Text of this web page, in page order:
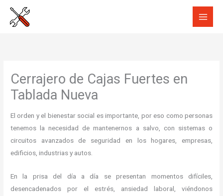
Cerrajero de Cajas Fuertes en
Tablada Nueva
El orden y el bienestar social es importante, por eso como personas
tenemos la necesidad de mantenernos a salvo, con sistemas o
circuitos avanzados de seguridad en los hogares, empresas,
edificios, industrias y autos.
En la prisa del día a día se presentan momentos difíciles,
desencadenados por el estrés, ansiedad laboral, viéndonos